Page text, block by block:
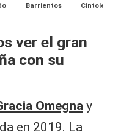
Barrientos
Cintolesi
ver el gran
con su
Omegna y
en 2019. La